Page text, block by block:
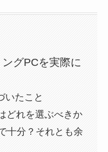
グPCを実際に
いたこと
どれを選ぶべきか
十分？それとも余